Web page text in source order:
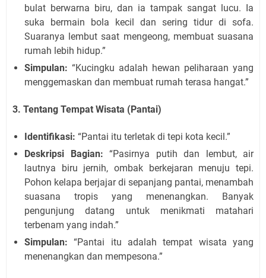
bulat berwarna biru, dan ia tampak sangat lucu. Ia
suka bermain bola kecil dan sering tidur di sofa.
Suaranya lembut saat mengeong, membuat suasana
rumah lebih hidup.”
Simpulan: “Kucingku adalah hewan peliharaan yang
menggemaskan dan membuat rumah terasa hangat.”
3. Tentang Tempat Wisata (Pantai)
Identifikasi: “Pantai itu terletak di tepi kota kecil.”
Deskripsi Bagian: “Pasirnya putih dan lembut, air
lautnya biru jernih, ombak berkejaran menuju tepi.
Pohon kelapa berjajar di sepanjang pantai, menambah
suasana tropis yang menenangkan. Banyak
pengunjung datang untuk menikmati matahari
terbenam yang indah.”
Simpulan: “Pantai itu adalah tempat wisata yang
menenangkan dan mempesona.”